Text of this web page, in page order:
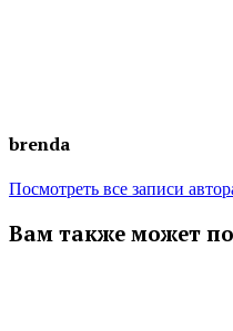
brenda
Посмотреть все записи
Вам также может